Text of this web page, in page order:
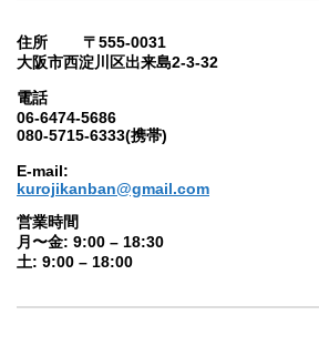
住所 〒555-0031
大阪市西淀川区出来島2-3-32
電話
06-6474-5686
080-5715-6333(携帯)
E-mail:
kurojikanban@gmail.com
営業時間
月〜金: 9:00 – 18:30
土: 9:00 – 18:00